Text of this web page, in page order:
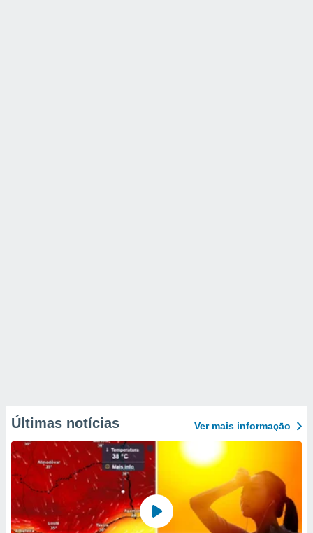
Últimas notícias Ver mais informaçāo